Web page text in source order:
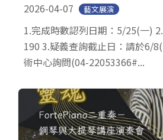
2026-04-07 藝文展演
1.完成時數認列日期：5/25(一)
190 3.疑義查詢截止日：請於6/
術中心詢問(04-22053366#...